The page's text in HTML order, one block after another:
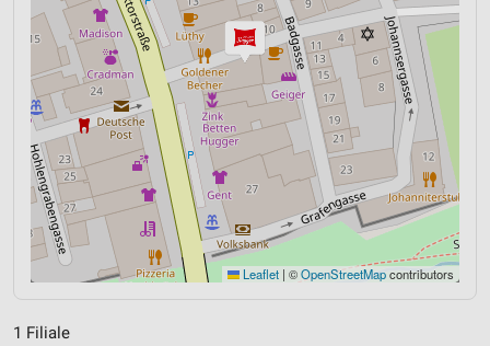
Leaflet | ©OpenStreetMapcontributors
1 Filiale